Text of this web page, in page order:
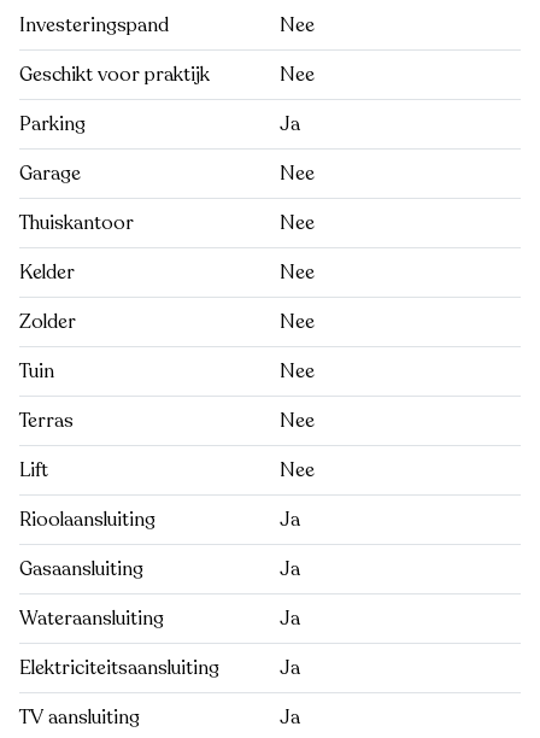
Investeringspand
Nee
Geschikt voor praktijk
Nee
Parking
Ja
Garage
Nee
Thuiskantoor
Nee
Kelder
Nee
Zolder
Nee
Tuin
Nee
Terras
Nee
Lift
Nee
Rioolaansluiting
Ja
Gasaansluiting
Ja
Wateraansluiting
Ja
Elektriciteitsaansluiting
Ja
TV aansluiting
Ja